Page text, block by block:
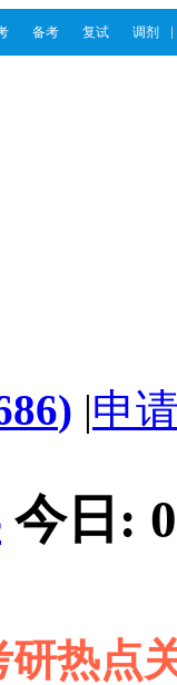
备考 复试 调剂
) |申
今日: 0
热点